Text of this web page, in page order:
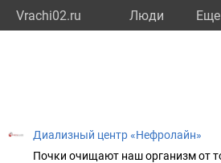
Vrachi02.ru Люди Eще
Диализный центр «Нефролайн»
Почки очищают наш организм от